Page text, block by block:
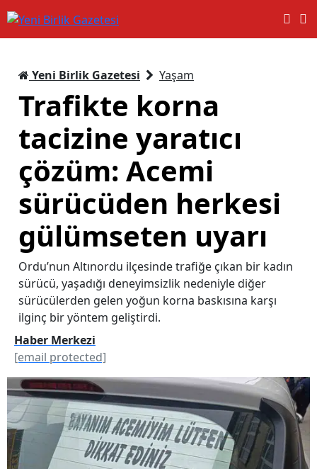
Yeni Birlik Gazetesi Yaşam
Trafikte korna
tacizine yaratıcı
çözüm: Acemi
sürücüden herkesi
gülümseten uyarı
Ordu’nun Altınordu ilçesinde trafiğe çıkan bir kadın
sürücü, yaşadığı deneyimsizlik nedeniyle diğer
sürücülerden gelen yoğun korna baskısına karşı
ilginç bir yöntem geliştirdi.
Haber Merkezi
[email protected]